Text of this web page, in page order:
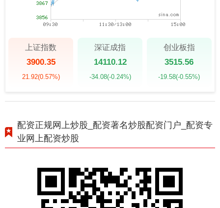
上证指数
3900.35
21.92(0.57%)
深证成指
14110.12
-34.08(-0.24%)
创业板指
3515.56
-19.58(-0.55%)
配资正规网上炒股_配资著名炒股配资门户_配资专
业网上配资炒股